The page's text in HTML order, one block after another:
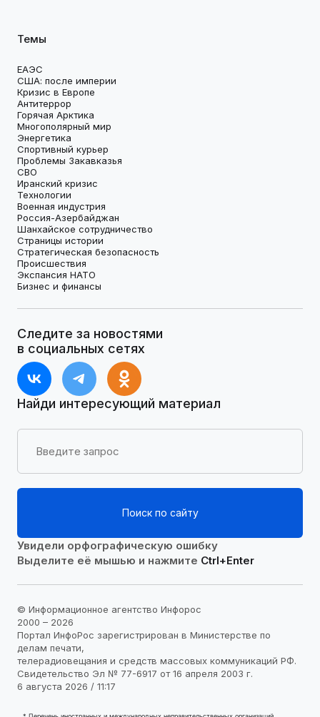
Темы
ЕАЭС
США: после империи
Кризис в Европе
Антитеррор
Горячая Арктика
Многополярный мир
Энергетика
Спортивный курьер
Проблемы Закавказья
СВО
Иранский кризис
Технологии
Военная индустрия
Россия-Азербайджан
Шанхайское сотрудничество
Страницы истории
Стратегическая безопасность
Происшествия
Экспансия НАТО
Бизнес и финансы
Следите за новостями
в социальных сетях
Найди интересующий материал
Поиск по сайту
Увидели орфографическую ошибку
Выделите её мышью и нажмите Ctrl+Enter
© Информационное агентство Инфорос
2000 – 2026
Портал ИнфоРос зарегистрирован в Министерстве по
делам печати,
телерадиовещания и средств массовых коммуникаций РФ.
Свидетельство Эл № 77-6917 от 16 апреля 2003 г.
6 августа 2026 / 11:17